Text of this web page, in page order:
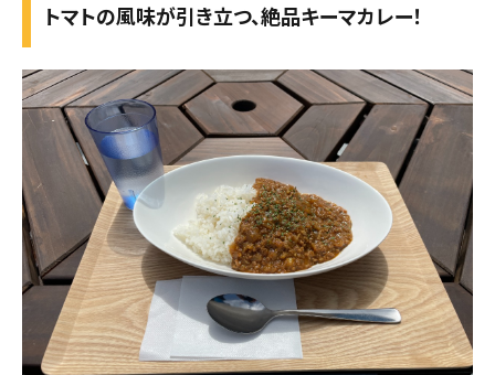
トマトの風味が引き立つ、絶品キーマカレー！